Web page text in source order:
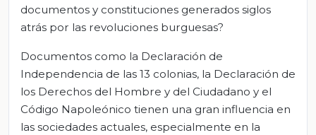
documentos y constituciones generados siglos
atrás por las revoluciones burguesas?
Documentos como la Declaración de
Independencia de las 13 colonias, la Declaración de
los Derechos del Hombre y del Ciudadano y el
Código Napoleónico tienen una gran influencia en
las sociedades actuales, especialmente en la